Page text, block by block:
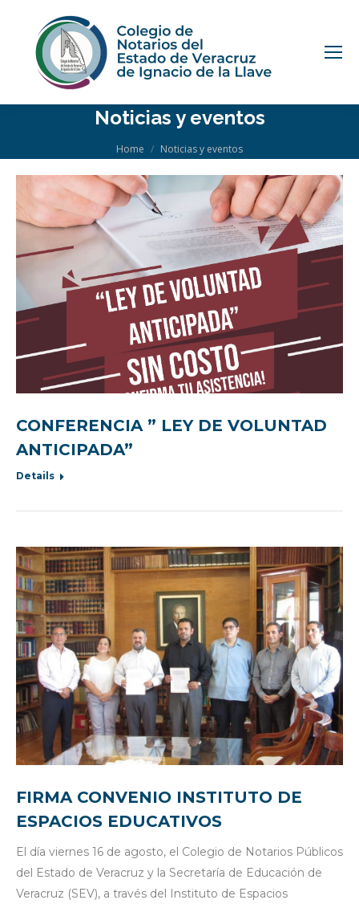
Noticias y eventos
You are here:
Home Noticias y eventos
CONFERENCIA ” LEY DE VOLUNTAD
ANTICIPADA”
Details
FIRMA CONVENIO INSTITUTO DE
ESPACIOS EDUCATIVOS
El día viernes 16 de agosto, el Colegio de Notarios Públicos
del Estado de Veracruz y la Secretaría de Educación de
Veracruz (SEV), a través del Instituto de Espacios